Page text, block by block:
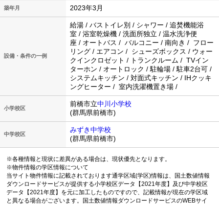
築年月 2023年3月
設備・条件の一例
給湯 / バストイレ別 / シャワー / 追焚機能浴
室 / 浴室乾燥機 / 洗面所独立 / 温水洗浄便
座 / オートバス / バルコニー / 南向き / フロー
リング / エアコン / シューズボックス / ウォー
クインクロゼット / トランクルーム / TVイン
ターホン / オートロック / 駐輪場 / 駐車2台可 /
システムキッチン / 対面式キッチン / IHクッキ
ングヒーター / 室内洗濯機置き場 /
小学校区
前橋市立中川小学校
(群馬県前橋市)
中学校区
みずき中学校
(群馬県前橋市)
※各種情報と現状に差異がある場合は、現状優先となります。
※物件情報の学区情報について
当サイト物件情報に記載されております通学区域(学区)情報は、国土数値情報
ダウンロードサービスが提供する小学校区データ【2021年度】及び中学校区
データ【2021年度】を元に加工したものですので、記載情報が現在の学区域
と異なる場合がございます。国土数値情報ダウンロードサービスのWEBサイ